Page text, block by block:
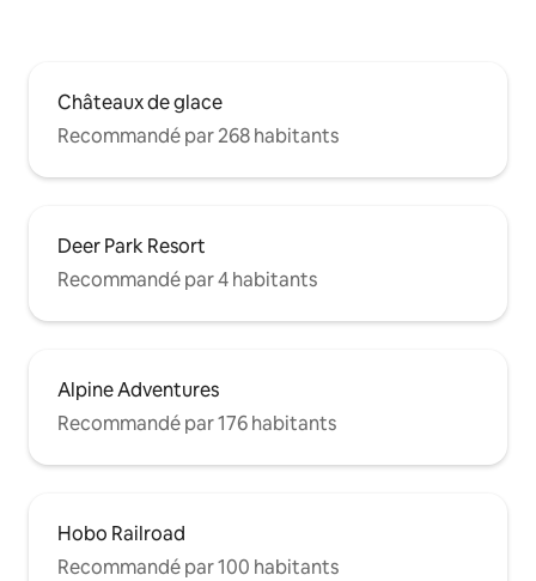
Châteaux de glace
Recommandé par 268 habitants
Deer Park Resort
Recommandé par 4 habitants
Alpine Adventures
Recommandé par 176 habitants
Hobo Railroad
Recommandé par 100 habitants